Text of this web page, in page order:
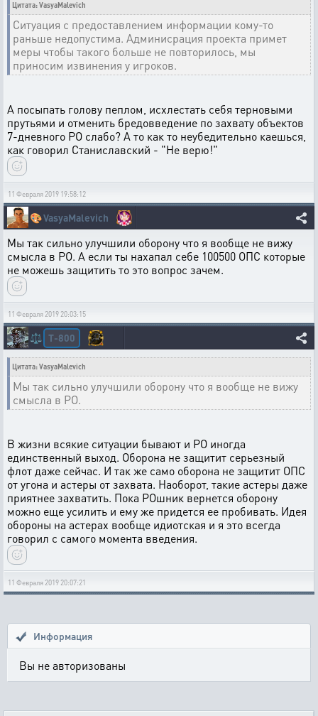
Цитата: VasyaMalevich
Ситуация с предоставлением информации кому-то
раньше недопустима. Админисрация проекта примет
меры чтобы такого больше не повторилось, мы
приносим извинения у игроков.
А посыпать голову пеплом, исхлестать себя терновыми
прутьями и отменить бредовведение по захвату объектов
7-дневного РО слабо? А то как то неубедительно каешься,
как говорил Станиславский - "Не верю!"
11 Февраля 2019 19:58:12
🎨VasyaMalevich
Мы так сильно улучшили оборону что я вообще не вижу
смысла в РО. А если ты нахапал себе 100500 ОПС которые
не можешь защитить то это вопрос зачем.
11 Февраля 2019 20:03:15
⚖️ T-800
Цитата: VasyaMalevich
Мы так сильно улучшили оборону что я вообще не вижу
смысла в РО.
В жизни всякие ситуации бывают и РО иногда
единственный выход. Оборона не защитит серьезный
флот даже сейчас. И так же само оборона не защитит ОПС
от угона и астеры от захвата. Наоборот, такие астеры даже
приятнее захватить. Пока РОшник вернется оборону
можно еще усилить и ему же придется ее пробивать. Идея
обороны на астерах вообще идиотская и я это всегда
говорил с самого момента введения.
11 Февраля 2019 20:07:21
Информация
Вы не авторизованы